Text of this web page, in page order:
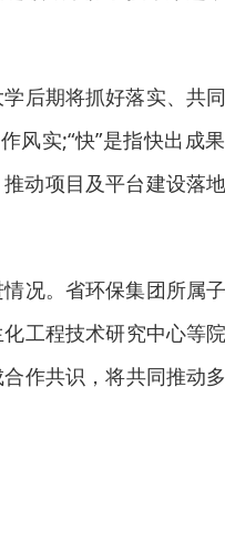
后期将抓好落实、共
风实;“快”是指快出成
动项目及平台建设落
况。省环保集团所属
工程技术研究中心等
作共识，将共同推动